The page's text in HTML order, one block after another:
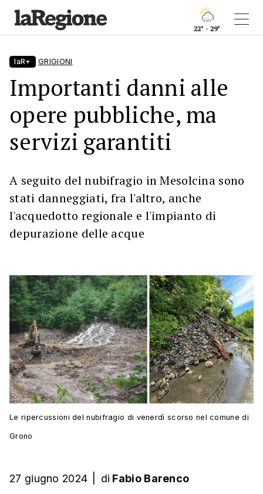
22° - 29°
laR+ GRIGIONI
Importanti danni alle
opere pubbliche, ma
servizi garantiti
A seguito del nubifragio in Mesolcina sono
stati danneggiati, fra l'altro, anche
l'acquedotto regionale e l'impianto di
depurazione delle acque
Le ripercussioni del nubifragio di venerdì scorso nel comune di
Grono
27 giugno 2024 di Fabio Barenco